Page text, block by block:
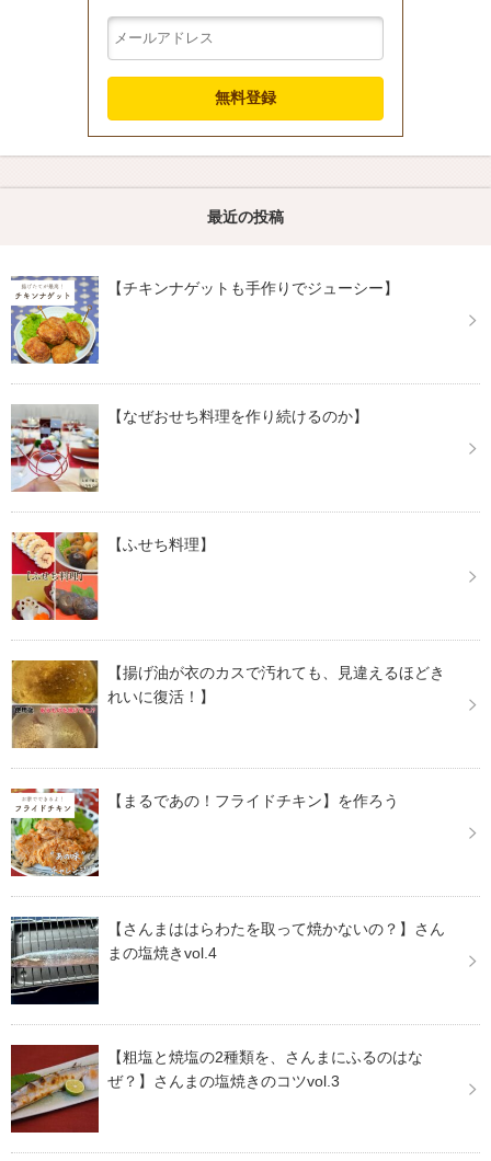
最近の投稿
【チキンナゲットも手作りでジューシー】
【なぜおせち料理を作り続けるのか】
【ふせち料理】
【揚げ油が衣のカスで汚れても、見違えるほどき
れいに復活！】
【まるであの！フライドチキン】を作ろう
【さんまははらわたを取って焼かないの？】さん
まの塩焼きvol.4
【粗塩と焼塩の2種類を、さんまにふるのはな
ぜ？】さんまの塩焼きのコツvol.3